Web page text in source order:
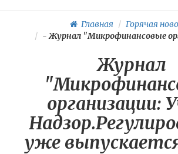
Главная
Горячая
-Журнал "Микрофинансовые
Журнал
организации:
уже